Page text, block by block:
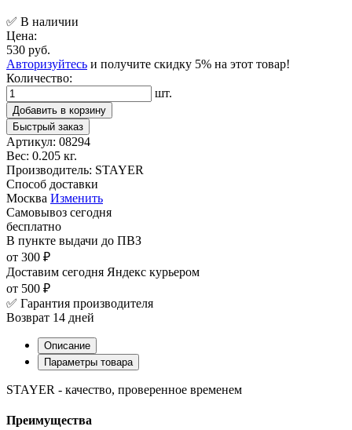
✅ В наличии
Цена:
530 руб.
Авторизуйтесь и получите скидку 5% на этот товар!
Количество:
шт.
Добавить в корзину
Быстрый заказ
Артикул: 08294
Вес: 0.205 кг.
Производитель: STAYER
Способ доставки
Москва Изменить
Самовывоз сегодня
бесплатно
В пункте выдачи до ПВЗ
от 300 ₽
Доставим сегодня Яндекс курьером
от 500 ₽
✅ Гарантия производителя
Возврат 14 дней
Описание
Параметры товара
STAYER - качество, проверенное временем
Преимущества